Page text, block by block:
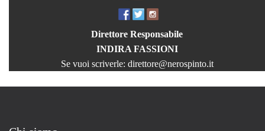
Direttore Responsabile
INDIRA FASSIONI
Se vuoi scriverle: direttore@nerospinto.it